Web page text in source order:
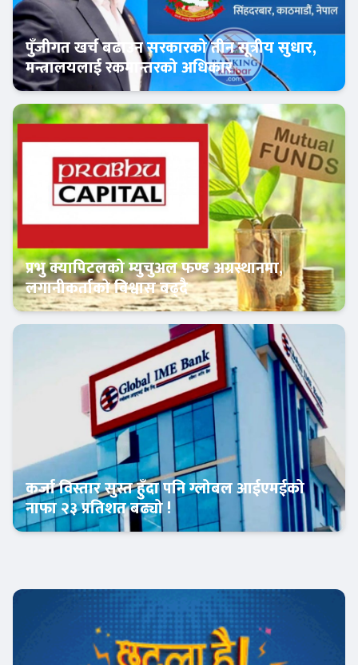
Banner News
पुँजीगत खर्च बढाउन सरकारको तीन सूत्रीय सुधार,
मन्त्रालयलाई रकमान्तरको अधिकार
प्रभु क्यापिटलको म्युचुअल फण्ड अग्रस्थानमा,
लगानीकर्ताको विश्वास बढ्दै
कर्जा विस्तार सुस्त हुँदा पनि ग्लोबल आईएमईको
नाफा २३ प्रतिशत बढ्यो !